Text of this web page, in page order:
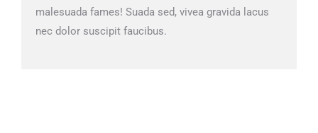
malesuada fames! Suada sed, vivea gravida lacus
nec dolor suscipit faucibus.